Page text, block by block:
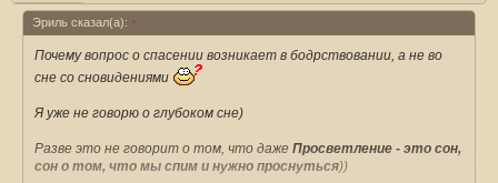
Эриль сказал(а): ↑
Почему вопрос о спасении возникает в бодрствовании, а не во
сне со сновидениями
Я уже не говорю о глубоком сне)
Разве это не говорит о том, что даже Просветление - это сон,
сон о том, что мы спим и нужно проснуться))